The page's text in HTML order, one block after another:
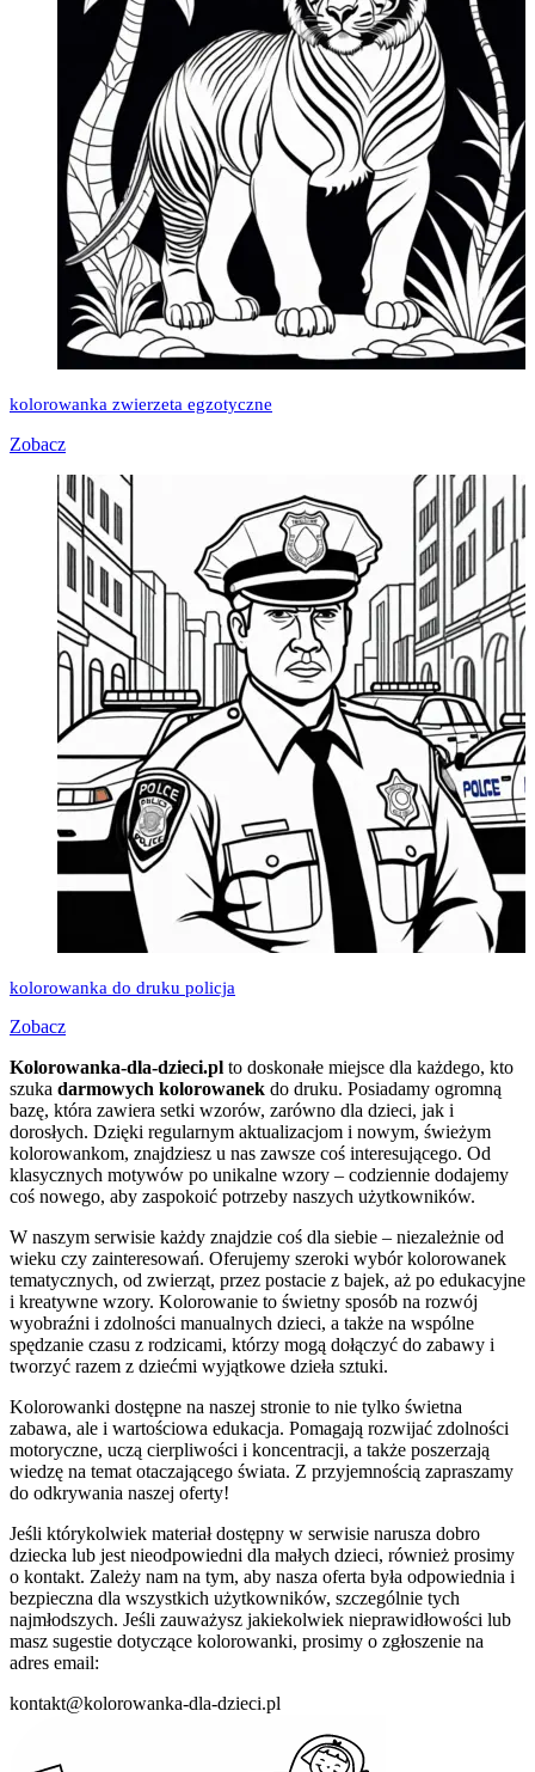
kolorowanka zwierzeta egzotyczne
Zobacz
kolorowanka do druku policja
Zobacz
Kolorowanka-dla-dzieci.pl to doskonałe miejsce dla każdego, kto
szuka darmowych kolorowanek do druku. Posiadamy ogromną
bazę, która zawiera setki wzorów, zarówno dla dzieci, jak i
dorosłych. Dzięki regularnym aktualizacjom i nowym, świeżym
kolorowankom, znajdziesz u nas zawsze coś interesującego. Od
klasycznych motywów po unikalne wzory – codziennie dodajemy
coś nowego, aby zaspokoić potrzeby naszych użytkowników.
W naszym serwisie każdy znajdzie coś dla siebie – niezależnie od
wieku czy zainteresowań. Oferujemy szeroki wybór kolorowanek
tematycznych, od zwierząt, przez postacie z bajek, aż po edukacyjne
i kreatywne wzory. Kolorowanie to świetny sposób na rozwój
wyobraźni i zdolności manualnych dzieci, a także na wspólne
spędzanie czasu z rodzicami, którzy mogą dołączyć do zabawy i
tworzyć razem z dziećmi wyjątkowe dzieła sztuki.
Kolorowanki dostępne na naszej stronie to nie tylko świetna
zabawa, ale i wartościowa edukacja. Pomagają rozwijać zdolności
motoryczne, uczą cierpliwości i koncentracji, a także poszerzają
wiedzę na temat otaczającego świata. Z przyjemnością zapraszamy
do odkrywania naszej oferty!
Jeśli którykolwiek materiał dostępny w serwisie narusza dobro
dziecka lub jest nieodpowiedni dla małych dzieci, również prosimy
o kontakt. Zależy nam na tym, aby nasza oferta była odpowiednia i
bezpieczna dla wszystkich użytkowników, szczególnie tych
najmłodszych. Jeśli zauważysz jakiekolwiek nieprawidłowości lub
masz sugestie dotyczące kolorowanki, prosimy o zgłoszenie na
adres email:
kontakt@kolorowanka-dla-dzieci.pl